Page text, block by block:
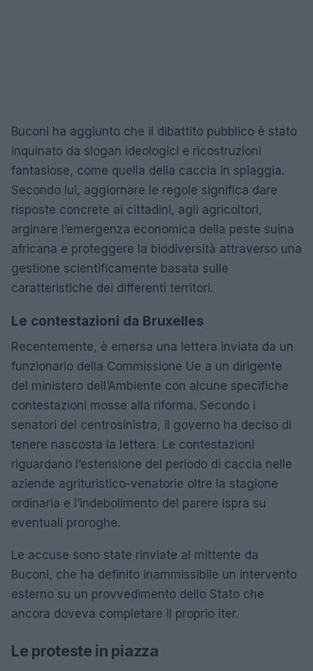
Buconi ha aggiunto che il dibattito pubblico è stato
inquinato da slogan ideologici e ricostruzioni
fantasiose, come quella della caccia in spiaggia.
Secondo lui, aggiornare le regole significa dare
risposte concrete ai cittadini, agli agricoltori,
arginare l’emergenza economica della peste suina
africana e proteggere la biodiversità attraverso una
gestione scientificamente basata sulle
caratteristiche dei differenti territori.
Le contestazioni da Bruxelles
Recentemente, è emersa una lettera inviata da un
funzionario della Commissione Ue a un dirigente
del ministero dell’Ambiente con alcune specifiche
contestazioni mosse alla riforma. Secondo i
senatori del centrosinistra, il governo ha deciso di
tenere nascosta la lettera. Le contestazioni
riguardano l’estensione del periodo di caccia nelle
aziende agrituristico-venatorie oltre la stagione
ordinaria e l’indebolimento del parere Ispra su
eventuali proroghe.
Le accuse sono state rinviate al mittente da
Buconi, che ha definito inammissibile un intervento
esterno su un provvedimento dello Stato che
ancora doveva completare il proprio iter.
Le proteste in piazza